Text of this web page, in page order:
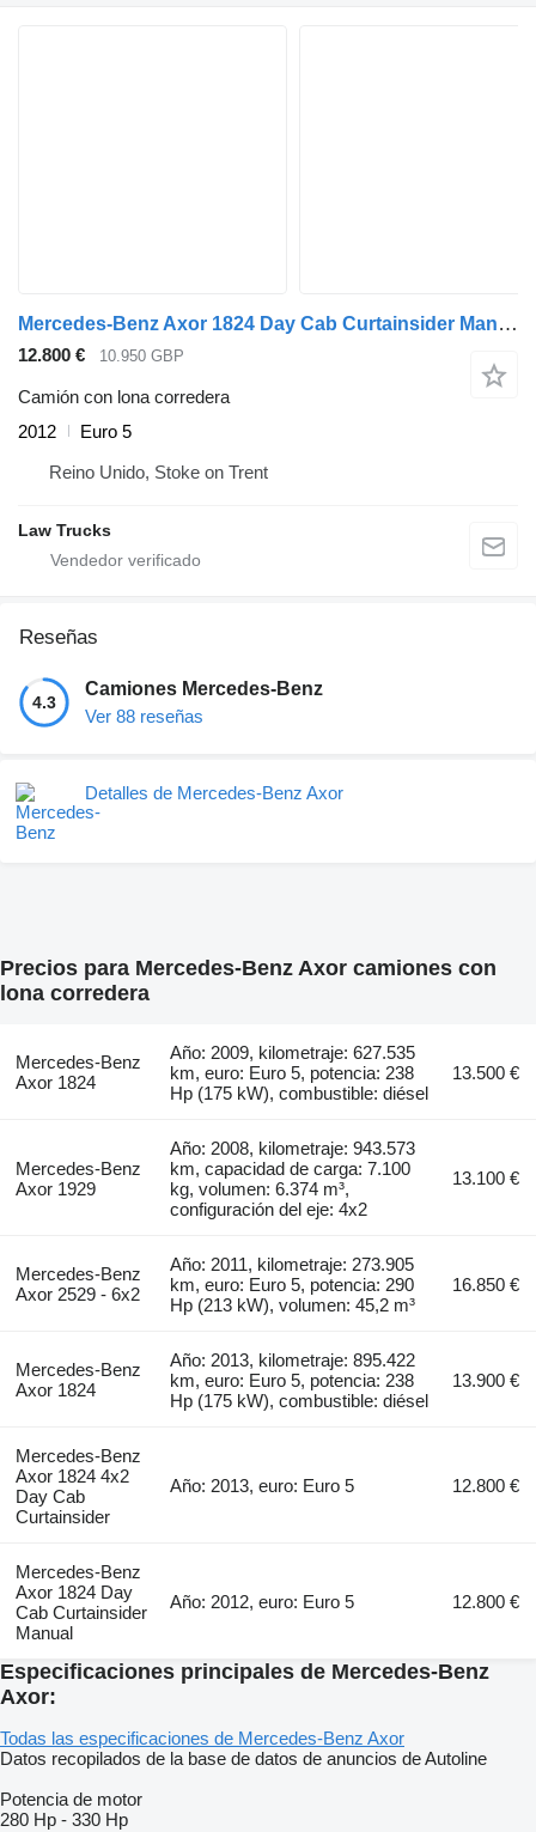
Mercedes-Benz Axor 1824 Day Cab Curtainsider Manual
12.800 € 10.950 GBP
Camión con lona corredera
2012
Euro 5
Reino Unido, Stoke on Trent
Law Trucks
Reseñas
4.3
Camiones Mercedes-Benz
Ver 88 reseñas
Detalles de Mercedes-Benz Axor
Precios para Mercedes-Benz Axor camiones con
lona corredera
Mercedes-Benz
Axor 1824
Año: 2009, kilometraje: 627.535
km, euro: Euro 5, potencia: 238
Hp (175 kW), combustible: diésel
13.500 €
Mercedes-Benz
Axor 1929
Año: 2008, kilometraje: 943.573
km, capacidad de carga: 7.100
kg, volumen: 6.374 m³,
configuración del eje: 4x2
13.100 €
Mercedes-Benz
Axor 2529 - 6x2
Año: 2011, kilometraje: 273.905
km, euro: Euro 5, potencia: 290
Hp (213 kW), volumen: 45,2 m³
16.850 €
Mercedes-Benz
Axor 1824
Año: 2013, kilometraje: 895.422
km, euro: Euro 5, potencia: 238
Hp (175 kW), combustible: diésel
13.900 €
Mercedes-Benz
Axor 1824 4x2
Day Cab
Curtainsider
Año: 2013, euro: Euro 5 12.800 €
Mercedes-Benz
Axor 1824 Day
Cab Curtainsider
Manual
Año: 2012, euro: Euro 5 12.800 €
Especificaciones principales de Mercedes-Benz
Axor:
Todas las especificaciones de Mercedes-Benz Axor
Datos recopilados de la base de datos de anuncios de Autoline
Potencia de motor
280 Hp - 330 Hp